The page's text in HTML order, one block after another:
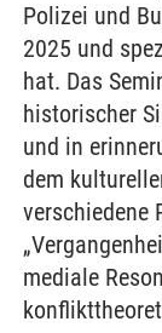
Polizei und
2025 und
hat. Das
historischer
und in
dem
verschiedene
mediale